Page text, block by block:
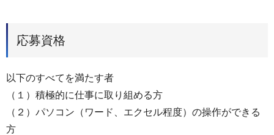
応募資格
以下のすべてを満たす者
（１）積極的に仕事に取り組める方
（２）パソコン（ワード、エクセル程度）の操作ができる
方